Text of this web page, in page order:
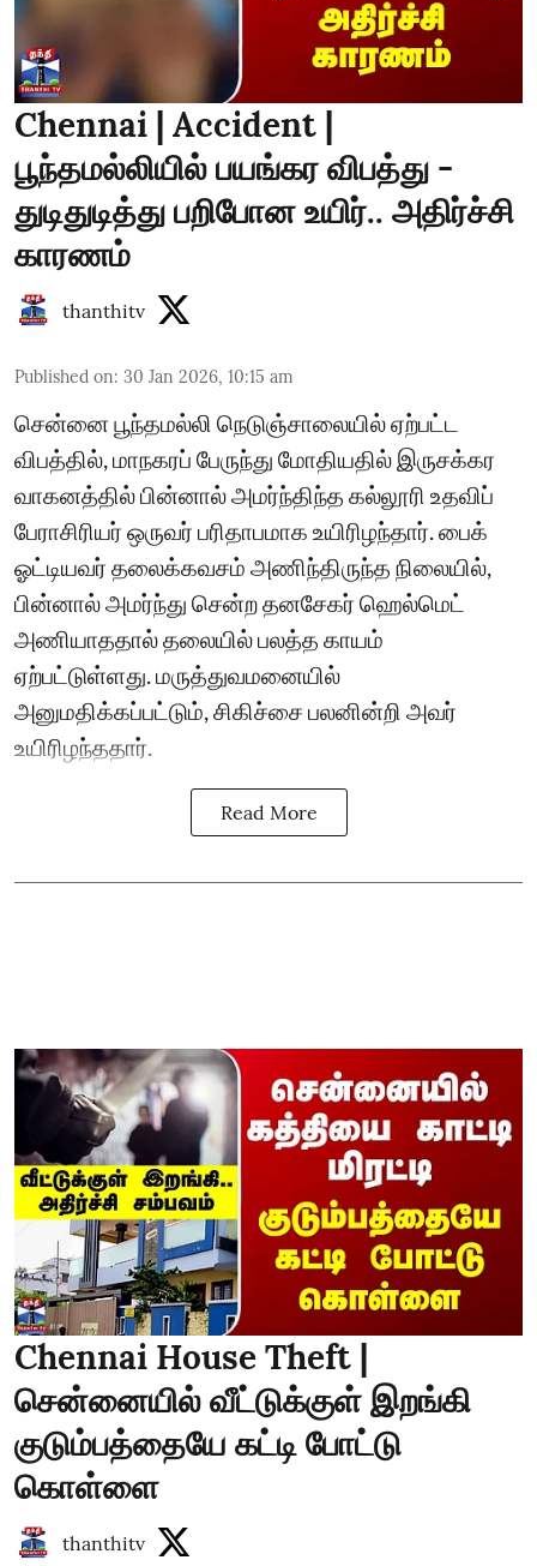
Chennai | Accident |
பூந்தமல்லியில் பயங்கர விபத்து -
துடிதுடித்து பறிபோன உயிர்.. அதிர்ச்சி
காரணம்
thanthitv
Published on: 30 Jan 2026, 10:15 am
சென்னை பூந்தமல்லி நெடுஞ்சாலையில் ஏற்பட்ட
விபத்தில், மாநகரப் பேருந்து மோதியதில் இருசக்கர
வாகனத்தில் பின்னால் அமர்ந்திந்த கல்லூரி உதவிப்
பேராசிரியர் ஒருவர் பரிதாபமாக உயிரிழந்தார். பைக்
ஓட்டியவர் தலைக்கவசம் அணிந்திருந்த நிலையில்,
பின்னால் அமர்ந்து சென்ற தனசேகர் ஹெல்மெட்
அணியாததால் தலையில் பலத்த காயம்
ஏற்பட்டுள்ளது. மருத்துவமனையில்
அனுமதிக்கப்பட்டும், சிகிச்சை பலனின்றி அவர்
உயிரிழந்ததார்.
Read More
Chennai House Theft |
சென்னையில் வீட்டுக்குள் இறங்கி
குடும்பத்தையே கட்டி போட்டு
கொள்ளை
thanthitv